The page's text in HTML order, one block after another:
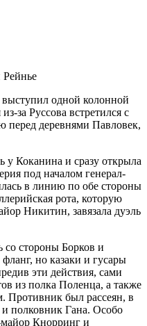
одной колонной
за Руссова встретился с
перед деревнями Павловек,
у Коканина и сразу открыла
под началом генерал-
в линию по обе стороны
рота, которую
Никитин, завязала дуэль
со стороны Борков и
но казаки и гусары
эти действия, сами
из полка Поленца, а также
Противник был рассеян, в
и полковник Гана. Особо
майор Кнорринг и